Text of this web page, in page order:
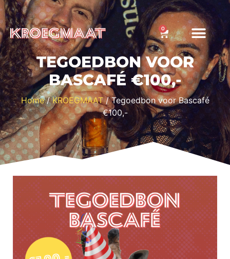
0
TEGOEDBON VOOR
BASCAFÉ €100,-
Home/KROEGMAAT/ Tegoedbon voor Bascafé
€100,-